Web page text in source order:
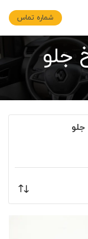
شماره تماس
جلو
جلو